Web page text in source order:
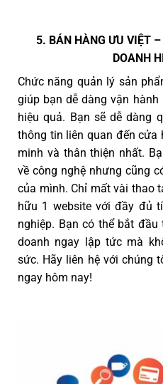
5. BÁN HÀNG ƯU VIỆT
DOANH
Chức năng quản lý sản
giúp bạn dễ dàng vận
hiệu quả. Bạn sẽ dễ dàng
thông tin liên quan đến cửa
minh và thân thiện nhất.
về công nghệ nhưng cũng
của mình. Chỉ mất vài thao
hữu 1 website với đầy đủ
nghiệp. Bạn có thể bắt
doanh ngay lập tức mà
sức. Hãy liên hệ với chúng
ngay hôm nay!